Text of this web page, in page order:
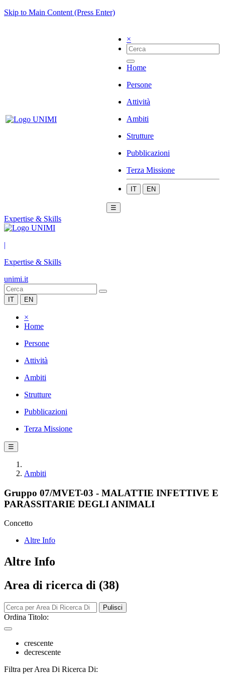
Skip to Main Content (Press Enter)
×
Home
Persone
Attività
Ambiti
Strutture
Pubblicazioni
Terza Missione
IT EN
☰
Expertise & Skills
|
Expertise & Skills
unimi.it
IT EN
×
Home
Persone
Attività
Ambiti
Strutture
Pubblicazioni
Terza Missione
☰
Ambiti
Gruppo 07/MVET-03 - MALATTIE INFETTIVE E
PARASSITARIE DEGLI ANIMALI
Concetto
Altre Info
Altre Info
Area di ricerca di (38)
Pulisci
Ordina Titolo:
crescente
decrescente
Filtra per Area Di Ricerca Di: